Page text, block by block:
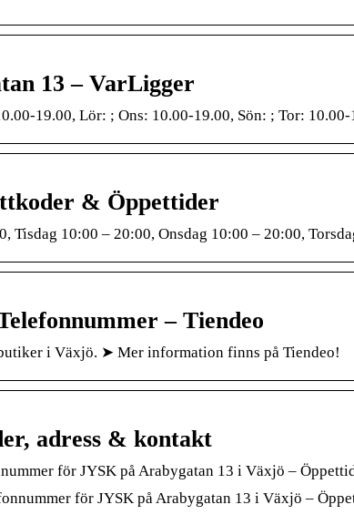
13 – VarLigger
19.00, Lör: ; Ons: 10.00-19.00, Sön: ; Tor:
& Öppettider
10:00 – 20:00, Onsdag 10:00 – 20:00,
– Tiendeo
i Växjö. ➤ Mer information finns på Tiendeo!
adress & kontakt
för JYSK på Arabygatan 13 i Växjö –
för JYSK på Arabygatan 13 i Växjö –